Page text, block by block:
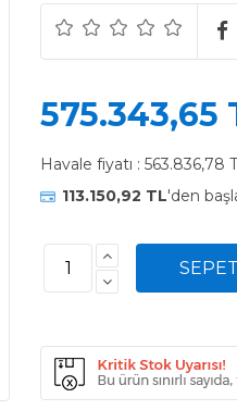
575.343,65
Havale fiyatı : 563.836,78
113.150,92 TL'den